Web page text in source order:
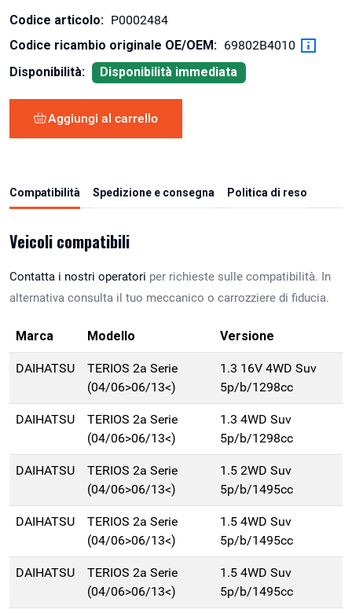
Codice articolo: P0002484
Codice ricambio originale OE/OEM: 69802B4010
Disponibilità:
Disponibilità immediata
Aggiungi al carrello
Compatibilità Spedizione e consegna Politica di reso
Veicoli compatibili
Contatta i nostri operatori per richieste sulle compatibilità. In
alternativa consulta il tuo meccanico o carrozziere di fiducia.
Marca Modello Versione
DAIHATSU
TERIOS 2a Serie
(04/06>06/13<)
1.3 16V 4WD Suv
5p/b/1298cc
DAIHATSU
TERIOS 2a Serie
(04/06>06/13<)
1.3 4WD Suv
5p/b/1298cc
DAIHATSU
TERIOS 2a Serie
(04/06>06/13<)
1.5 2WD Suv
5p/b/1495cc
DAIHATSU
TERIOS 2a Serie
(04/06>06/13<)
1.5 4WD Suv
5p/b/1495cc
DAIHATSU
TERIOS 2a Serie
(04/06>06/13<)
1.5 4WD Suv
5p/b/1495cc